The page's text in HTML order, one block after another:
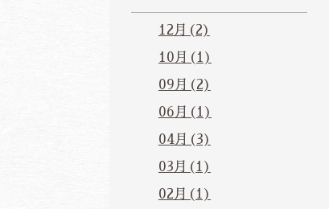
12月(2)
10月(1)
09月(2)
06月(1)
04月(3)
03月(1)
02月(1)